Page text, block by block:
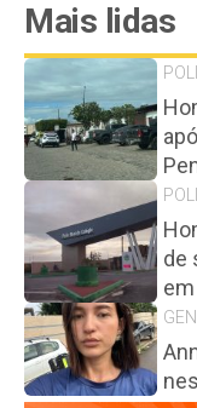
Mais lidas
de
em